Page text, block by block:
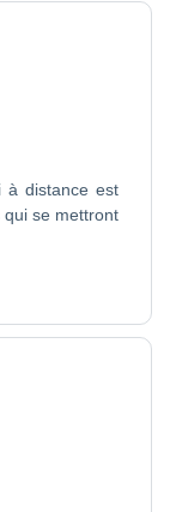
à distance est
qui se mettront